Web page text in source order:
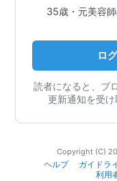
35歳・元美容
ロ
読者になると、ブ
更新通知を受け
Copyright (C)
ヘルプ
ガイドラ
利用